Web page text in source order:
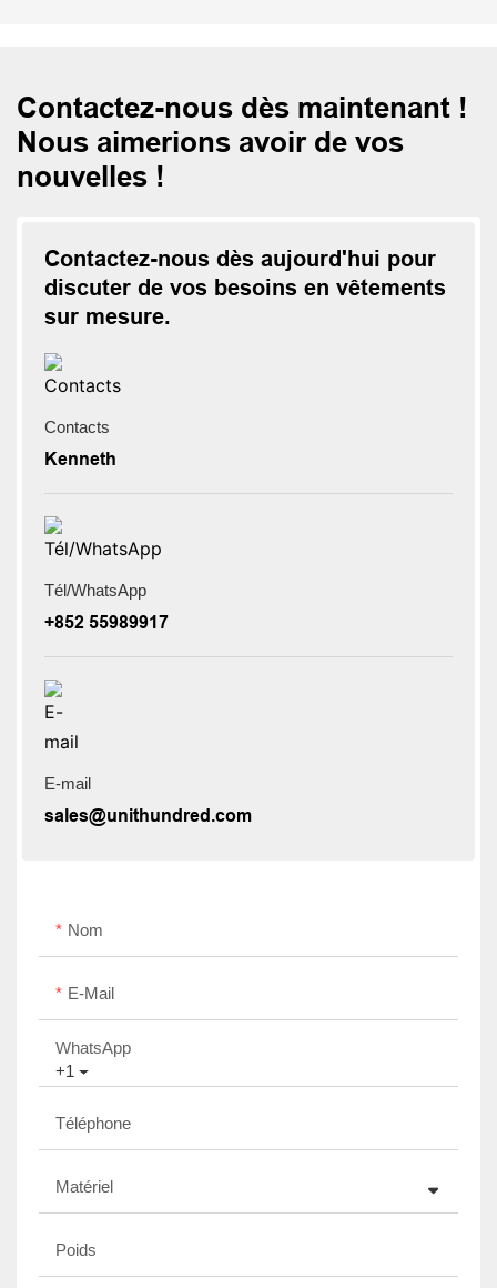
Contactez-nous dès maintenant !
Nous aimerions avoir de vos
nouvelles !
Contactez-nous dès aujourd'hui pour
discuter de vos besoins en vêtements
sur mesure.
Contacts
Kenneth
Tél/WhatsApp
+852 55989917
E-mail
sales@unithundred.com
Nom
E-Mail
+1
WhatsApp
Téléphone
Matériel
Poids